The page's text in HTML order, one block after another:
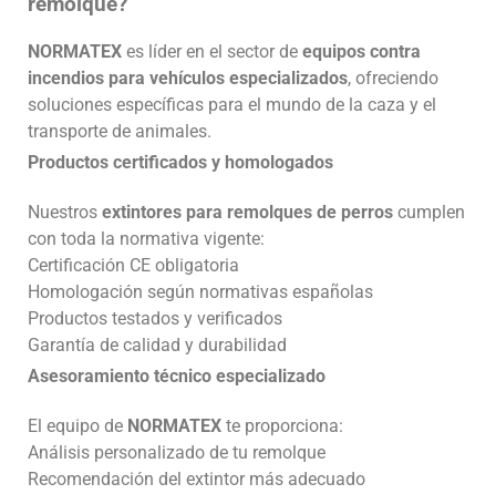
NORMATEX es líder en el sector de equipos contra
incendios para vehículos especializados, ofreciendo
soluciones específicas para el mundo de la caza y el
transporte de animales.
Productos certificados y homologados
Nuestros extintores para remolques de perros cumplen
con toda la normativa vigente:
Certificación CE obligatoria
Homologación según normativas españolas
Productos testados y verificados
Garantía de calidad y durabilidad
Asesoramiento técnico especializado
El equipo de NORMATEX te proporciona:
Análisis personalizado de tu remolque
Recomendación del extintor más adecuado